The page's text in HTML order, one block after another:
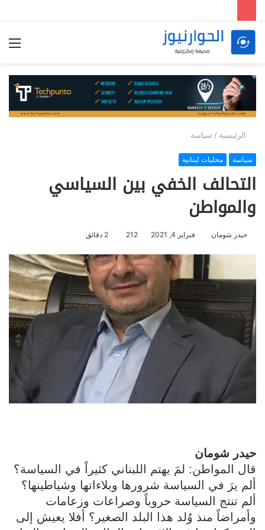
الرئيسية / سياسة
سياسة محليات لبنانية
التحالف الخفي بين السياسي
والمواطن
حيدر شومان فبراير 4, 2021 212
حيدر شومان
قال المواطن: لمَ يهتم اللبناني كثيراً في السياسة؟
ألم يرَ في السياسة شرورها وبلاءاتها وشياطينها؟
ألم تنتج السياسة حروباً وصراعات وزعامات
وأمراضاً منذ وُلد هذا البلد الصغير؟ أفلا يعيش إلى